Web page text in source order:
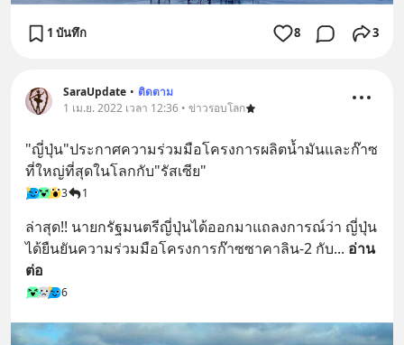
1 บันทึก 8 3
SaraUpdate • ติดตาม
1 เม.ย. 2022 เวลา 12:36 • ข่าวรอบโลก
"ญี่ปุ่น"ประกาศความร่วมมือโครงการผลิตน้ำมันและก๊าซ
ที่ใหญ่ที่สุดในโลกกับ"รัสเซีย"
3 1
ล่าสุด!! นายกรัฐมนตรีญี่ปุ่นได้ออกมาแถลงการณ์ว่า ญี่ปุ่น
ได้ยืนยันความร่วมมือโครงการก๊าซซาคาลิน-2 กับ... อ่าน
ต่อ
6